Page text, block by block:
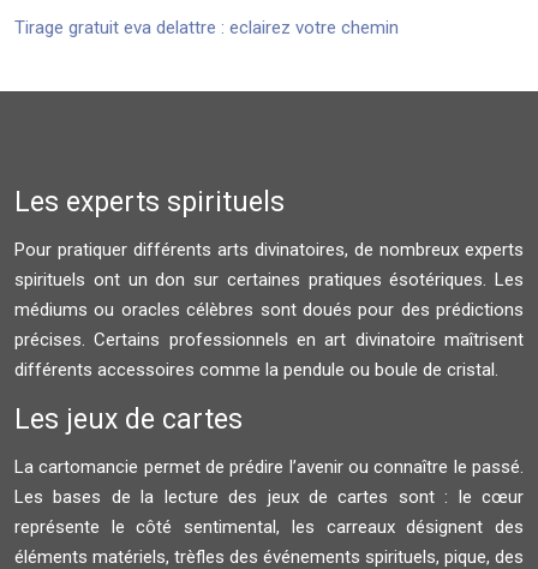
Tirage gratuit eva delattre : eclairez votre chemin
Les experts spirituels
Pour pratiquer différents arts divinatoires, de nombreux experts
spirituels ont un don sur certaines pratiques ésotériques. Les
médiums ou oracles célèbres sont doués pour des prédictions
précises. Certains professionnels en art divinatoire maîtrisent
différents accessoires comme la pendule ou boule de cristal.
Les jeux de cartes
La cartomancie permet de prédire l’avenir ou connaître le passé.
Les bases de la lecture des jeux de cartes sont : le cœur
représente le côté sentimental, les carreaux désignent des
éléments matériels, trèfles des événements spirituels, pique, des